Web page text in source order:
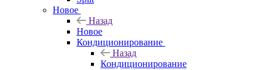
Новое
Назад
Новое
Кондиционирование
Назад
Кондиционирование